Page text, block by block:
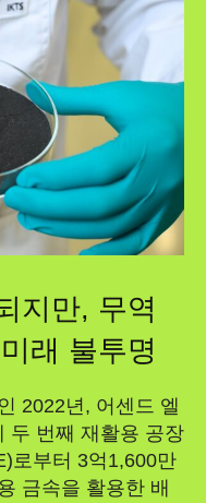
지만, 무역
래 불투명
2022년, 어센드 엘
두 번째 재활용 공장
로부터 3억1,600만
금속을 활용한 배